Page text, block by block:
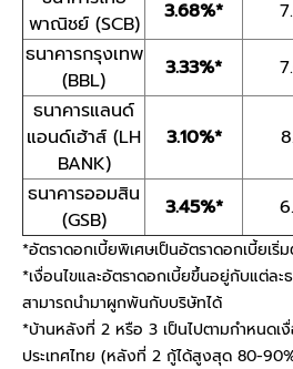
พาณิชย์ (SCB)
3.68%*
ธนาคารกรุงเทพ
(BBL)
3.33%*
ธนาคารแลนด์
แอนด์เฮ้าส์ (LH
BANK)
3.10%*
ธนาคารออมสิน
(GSB)
3.45%*
*อัตราดอกเบี้ยพิเศษเป็นอัตราดอกเบี้ยเริ่
*เงื่อนไขและอัตราดอกเบี้ยขึ้นอยู่กับแต่ละ
สามารถนำมาผูกพันกับบริษัทได้
*บ้านหลังที่ 2 หรือ 3 เป็นไปตามกำหนดเ
ประเทศไทย (หลังที่ 2 กู้ได้สูงสุด 80-